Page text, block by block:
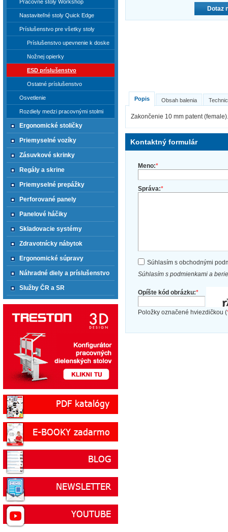
Dotaz
Popis Obsah balenia
Zakončenie 10 mm patent (female).
Kontaktný formulár
Meno:*
Správa:*
Súhlasím s obchodnými
Súhlasím s podmienkami a
Opíšte kód obrázku:*
Položky označené hviezdičkou (
Pracovné stoly Workshop
Nastaviteľné stoly Quick Edge
Príslušenstvo pre všetky stoly
Príslušenstvo upevnenie k doske
Nožnej opierky
ESD príslušenstvo
Ostatné príslušenstvo
Osvetlenie
Rozdiely medzi pracovnými stolmi
Ergonomické stoličky
Priemyselné vozíky
Zásuvkové skrinky
Regály a skrine
Priemyselné prepážky
Perforované panely
Panelové háčiky
Skladovacie systémy
Zdravotnícky nábytok
Ergonomické súpravy
Náhradné diely a príslušenstvo
Služby ČR a SR